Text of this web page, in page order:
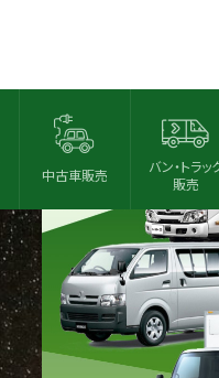
中古車販売
バン・トラッ
販売